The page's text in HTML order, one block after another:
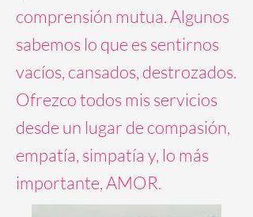
comprensión mutua. Algunos
sabemos lo que es sentirnos
vacíos, cansados, destrozados.
Ofrezco todos mis servicios
desde un lugar de compasión,
empatía, simpatía y, lo más
importante, AMOR.